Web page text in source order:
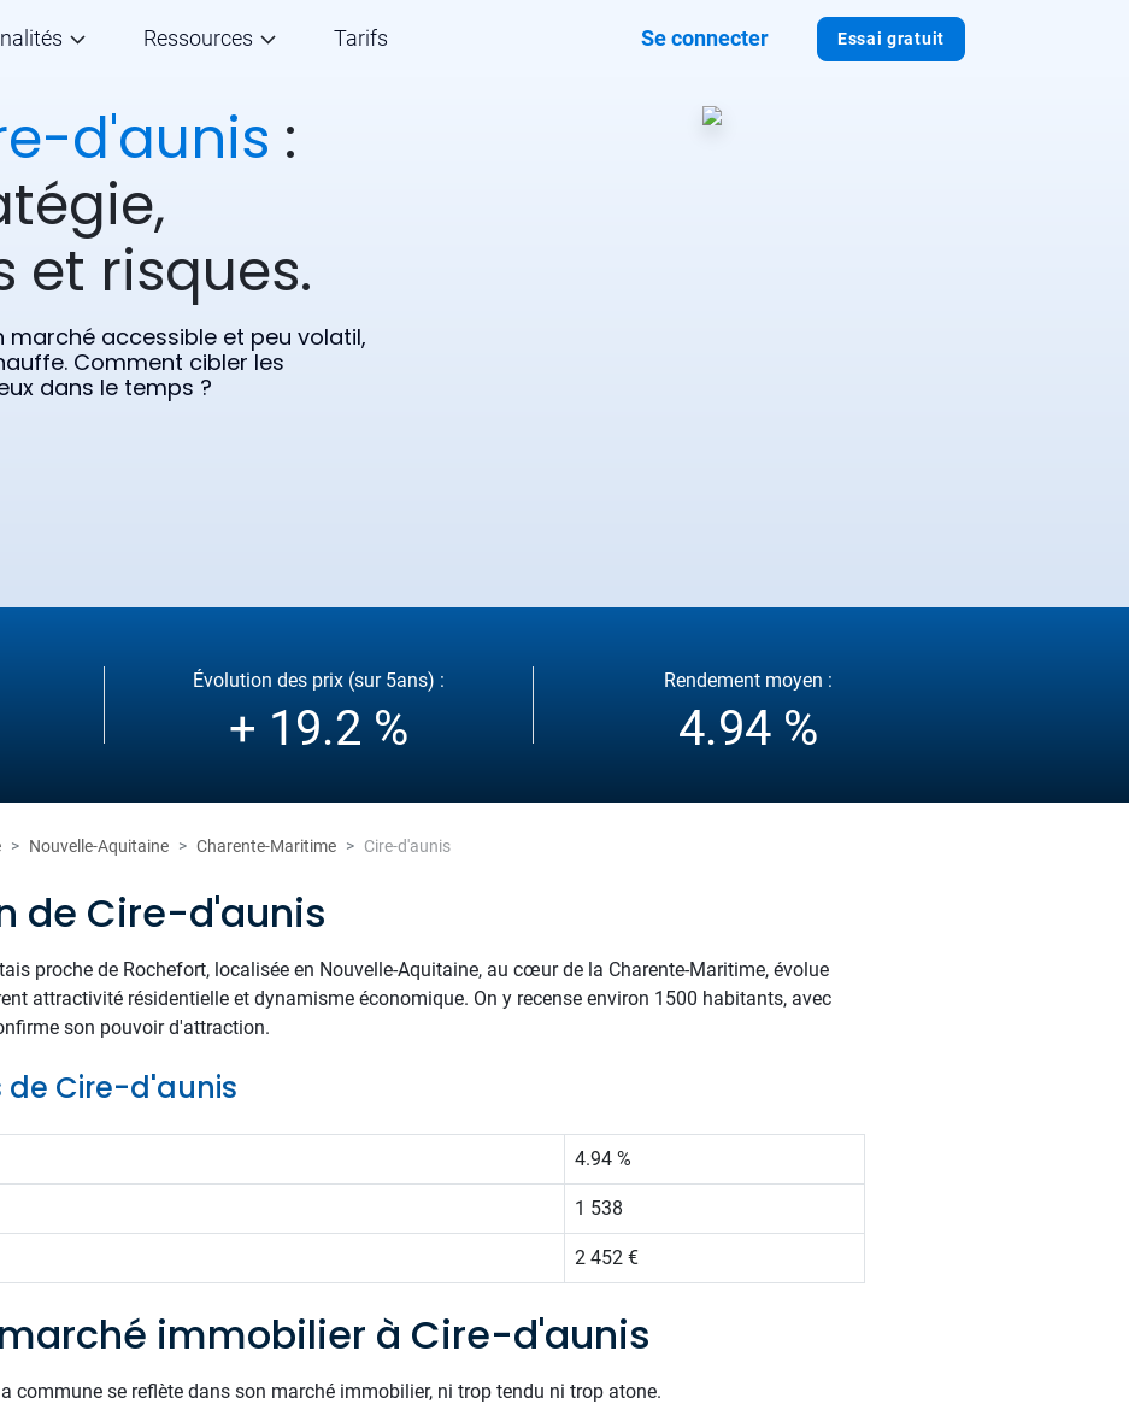
Essai gratuit
Ressources Tarifs Se connecter
d'aunis :
et risques.
accessible et peu volatil,
Comment cibler les
dans le temps ?
Évolution des prix (sur 5ans) :
+ 19.2 %
Rendement moyen :
4.94 %
Nouvelle-Aquitaine Charente-Maritime Cire-d'aunis
de Cire-d'aunis
proche de Rochefort, localisée en Nouvelle-Aquitaine, au cœur de la Charente-Maritime, évolue
attractivité résidentielle et dynamisme économique. On y recense environ 1500 habitants, avec
son pouvoir d'attraction.
de Cire-d'aunis
4.94 %
1 538
2 452 €
immobilier à Cire-d'aunis
commune se reflète dans son marché immobilier, ni trop tendu ni trop atone.